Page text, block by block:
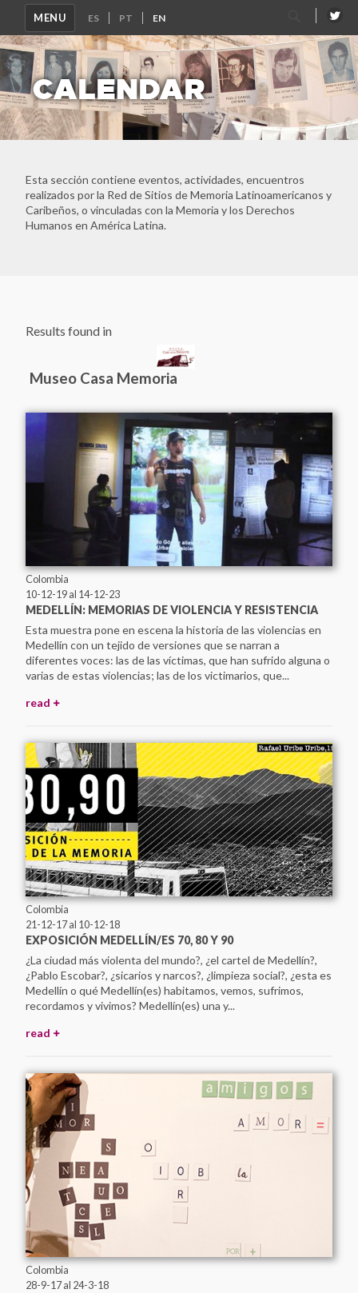
MENU
Search
for:
CALENDAR
Esta sección contiene eventos, actividades, encuentros
realizados por la Red de Sitios de Memoria Latinoamericanos y
Caribeños, o vinculadas con la Memoria y los Derechos
Humanos en América Latina.
Results found in
Museo Casa Memoria
Colombia
10-12-19al 14-12-23
MEDELLÍN: MEMORIAS DE VIOLENCIA Y RESISTENCIA
Esta muestra pone en escena la historia de las violencias en
Medellín con un tejido de versiones que se narran a
diferentes voces: las de las víctimas, que han sufrido alguna o
varias de estas violencias; las de los victimarios, que...
read
Colombia
21-12-17al 10-12-18
EXPOSICIÓN MEDELLÍN/ES 70, 80 Y 90
¿La ciudad más violenta del mundo?, ¿el cartel de Medellín?,
¿Pablo Escobar?, ¿sicarios y narcos?, ¿limpieza social?, ¿esta es
Medellín o qué Medellín(es) habitamos, vemos, sufrimos,
recordamos y vivimos? Medellín(es) una y...
read
Colombia
28-9-17al 24-3-18
Ver Todos
Latin American and Caribbean Network of Memory Sites
Archivo Histórico de la Policía Nacional
Archivo Provincial de la Memoria de Córdoba
ASOCIACIÓN DE FAMILIARES DE DETENIDOS
DESAPARECIDOS Y MÁRTIRES POR LA LIBERACIÓN
NACIONAL (ASOFAMD)
Asociación Nacional de Familiares de Secuestrados,
Detenidos y Desaparecidos del Perú (ANFASEP)
Asociación Paz y Esperanza
Asociación por la Memoria y los Derechos Humanos
"Colonia Dignidad"
Casa do Povo
Centro Cultural Museo de la Memoria - MUME
Centro Cultural Museo y Memoria de Neltume
Centro Cultural por la Memoria de Trelew
Centro de Derechos Humanos Fray Bartolomé de las Casas